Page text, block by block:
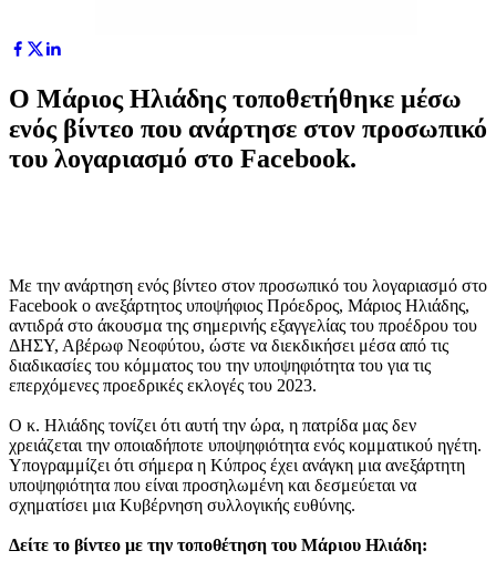
Ο Μάριος Ηλιάδης τοποθετήθηκε μέσω
ενός βίντεο που ανάρτησε στον προσωπικό
του λογαριασμό στο Facebook.
Με την ανάρτηση ενός βίντεο στον προσωπικό του λογαριασμό στο
Facebook ο ανεξάρτητος υποψήφιος Πρόεδρος, Μάριος Ηλιάδης,
αντιδρά στο άκουσμα της σημερινής εξαγγελίας του προέδρου του
ΔΗΣΥ, Αβέρωφ Νεοφύτου, ώστε να διεκδικήσει μέσα από τις
διαδικασίες του κόμματος του την υποψηφιότητα του για τις
επερχόμενες προεδρικές εκλογές του 2023.
Ο κ. Ηλιάδης τονίζει ότι αυτή την ώρα, η πατρίδα μας δεν
χρειάζεται την οποιαδήποτε υποψηφιότητα ενός κομματικού ηγέτη.
Υπογραμμίζει ότι σήμερα η Κύπρος έχει ανάγκη μια ανεξάρτητη
υποψηφιότητα που είναι προσηλωμένη και δεσμεύεται να
σχηματίσει μια Κυβέρνηση συλλογικής ευθύνης.
Δείτε το βίντεο με την τοποθέτηση του Μάριου Ηλιάδη: